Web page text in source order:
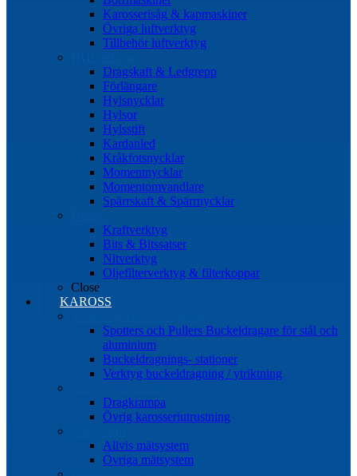
Karosserisåg & kapmaskiner
Övriga luftverktyg
Tillbehör luftverktyg
Dragskaft & Ledgrepp
Förlängare
Hylsnycklar
Hylsor
Hylsstift
Kardanled
Kråkfotsnycklar
Momentnycklar
Momentomvandlare
Spärrskaft & Spärrnycklar
Kraftverktyg
Bits & Bitssatser
Nitverktyg
Oljefilterverktyg & filterkoppar
Close
KAROSS
Spotters och Pullers Buckeldragare för stål och
aluminium
Buckeldragnings- stationer
Verktyg buckeldragning / ytriktning
Dragkrampa
Övrig karosseriutrustning
Allvis mätsystem
Övriga mätsystem